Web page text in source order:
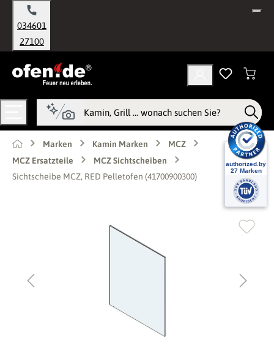
springen
034601
27100
Marken Kamin Marken
MCZ
MCZ Ersatzteile
MCZ Sichtscheiben
Sichtscheibe MCZ, RED Pelletofen (41700900300)